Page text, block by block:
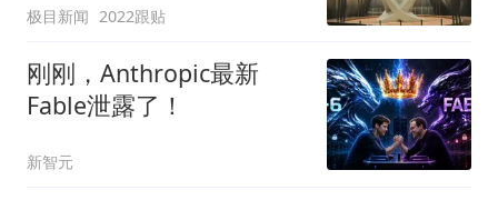
极目新闻 2022跟贴
刚刚，Anthropic最新
Fable泄露了！
新智元